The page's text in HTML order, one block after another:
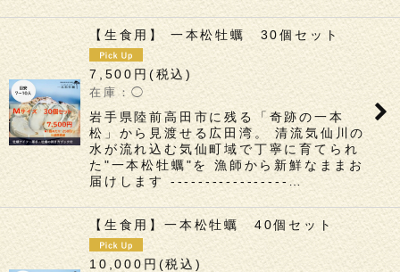
【生食用】 一本松牡蠣 30個セット
7,500 円 (税込)
◯
岩手県陸前高田市に残る「奇跡の一本
松」から見渡せる広田湾。 清流気仙川の
水が流れ込む気仙町域で丁寧に育てられ
た"一本松牡蠣"を 漁師から新鮮なままお
届けします -----------------…
【生食用】一本松牡蠣 40個セット
10,000 円 (税込)